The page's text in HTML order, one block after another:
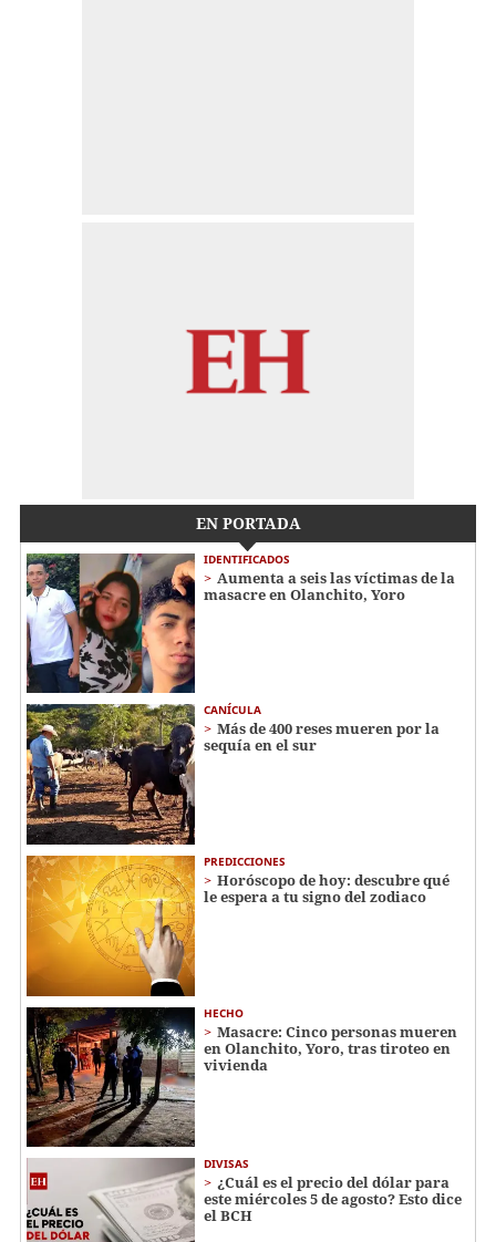
EN PORTADA
IDENTIFICADOS
Aumenta a seis las víctimas de la
masacre en Olanchito, Yoro
CANÍCULA
Más de 400 reses mueren por la
sequía en el sur
PREDICCIONES
Horóscopo de hoy: descubre qué
le espera a tu signo del zodiaco
HECHO
Masacre: Cinco personas mueren
en Olanchito, Yoro, tras tiroteo en
vivienda
DIVISAS
¿Cuál es el precio del dólar para
este miércoles 5 de agosto? Esto dice
el BCH